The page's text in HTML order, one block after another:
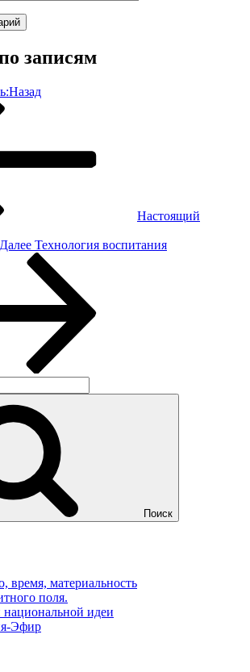
записям
Назад
Настоящий
Далее Технология воспитания
Поиск
время, материальность
поля.
идеи
Эфир